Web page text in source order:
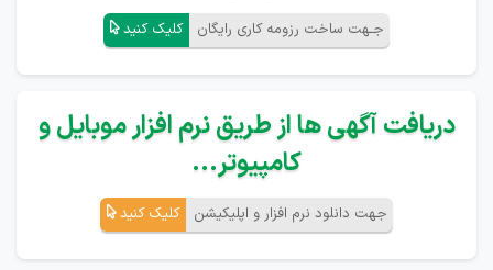
جـهت ساخت رزومه کاری رایگان کلیک کنید
دریافت آگهی ها از طریق نرم افزار موبایل و
کامپیوتر...
جهت دانلود نرم افزار و اپلیکیشن کلیک کنید